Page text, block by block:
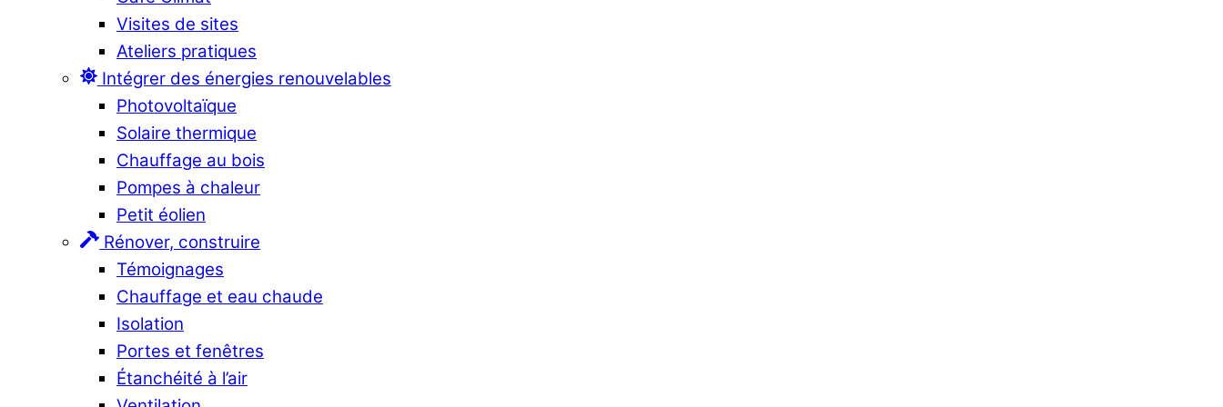
Visites de sites
Ateliers pratiques
Intégrer des énergies renouvelables
Photovoltaïque
Solaire thermique
Chauffage au bois
Pompes à chaleur
Petit éolien
Rénover, construire
Témoignages
Chauffage et eau chaude
Isolation
Portes et fenêtres
Étanchéité à l’air